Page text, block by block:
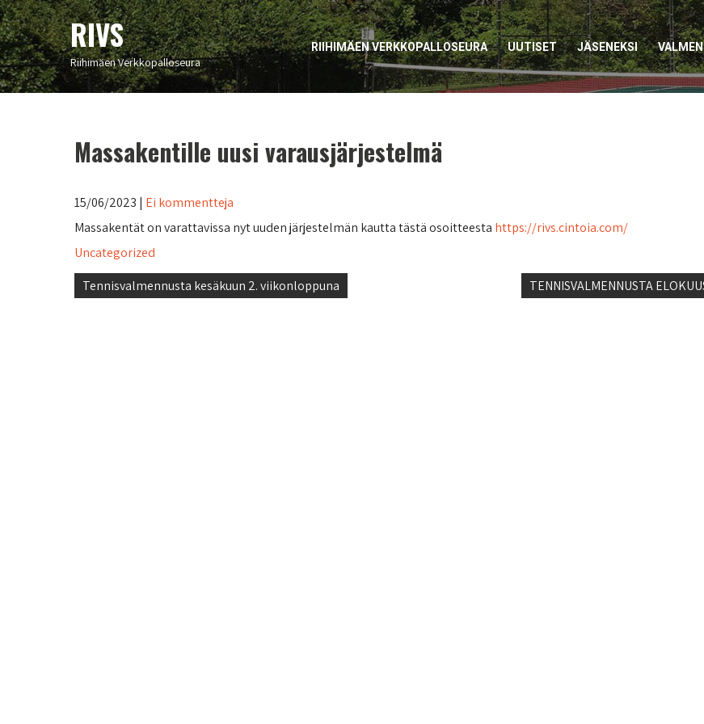
RIVS
Riihimäen Verkkopalloseura
RIIHIMÄEN VERKKOPALLOSEURA UUTISET JÄSENEKSI
Massakentille uusi varausjärjestelmä
15/06/2023 | Ei kommentteja
Massakentät on varattavissa nyt uuden järjestelmän kautta tästä osoitteesta https://rivs.cintoia.com/
Uncategorized
Artikkelien
Tennisvalmennusta kesäkuun 2. viikonloppuna TENNISVALMENNUSTA